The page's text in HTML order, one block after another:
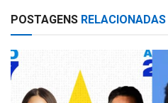
s
p
e
POSTAGENS RELACIONADAS